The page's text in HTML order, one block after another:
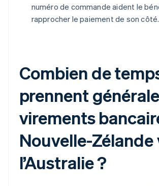
numéro de commande aident le
rapprocher le paiement de son côté.
Combien de
prennent
virements
Nouvelle-Zélande
l’Australie ?